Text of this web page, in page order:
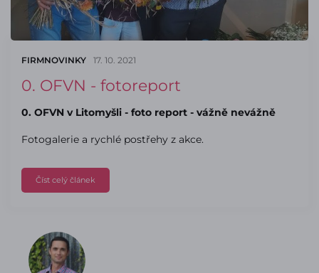
FIRMNOVINKY 17. 10. 2021
0. OFVN - fotoreport
0. OFVN v Litomyšli - foto report - vážně nevážně
Fotogalerie a rychlé postřehy z akce.
Číst celý článek